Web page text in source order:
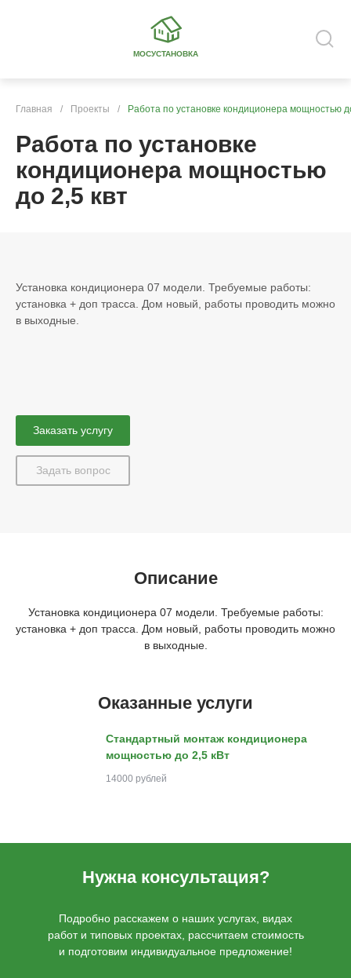
МОСУСТАНОВКА
Главная / Проекты / Работа по установке кондиционера мощностью
Работа по установке
кондиционера мощностью
до 2,5 квт
Установка кондиционера 07 модели. Требуемые работы:
установка + доп трасса. Дом новый, работы проводить можно
в выходные.
Заказать услугу
Задать вопрос
Описание
Установка кондиционера 07 модели. Требуемые работы:
установка + доп трасса. Дом новый, работы проводить можно
в выходные.
Оказанные услуги
Стандартный монтаж кондиционера
мощностью до 2,5 кВт
14000 рублей
Нужна консультация?
Подробно расскажем о наших услугах, видах
работ и типовых проектах, рассчитаем стоимость
и подготовим индивидуальное предложение!